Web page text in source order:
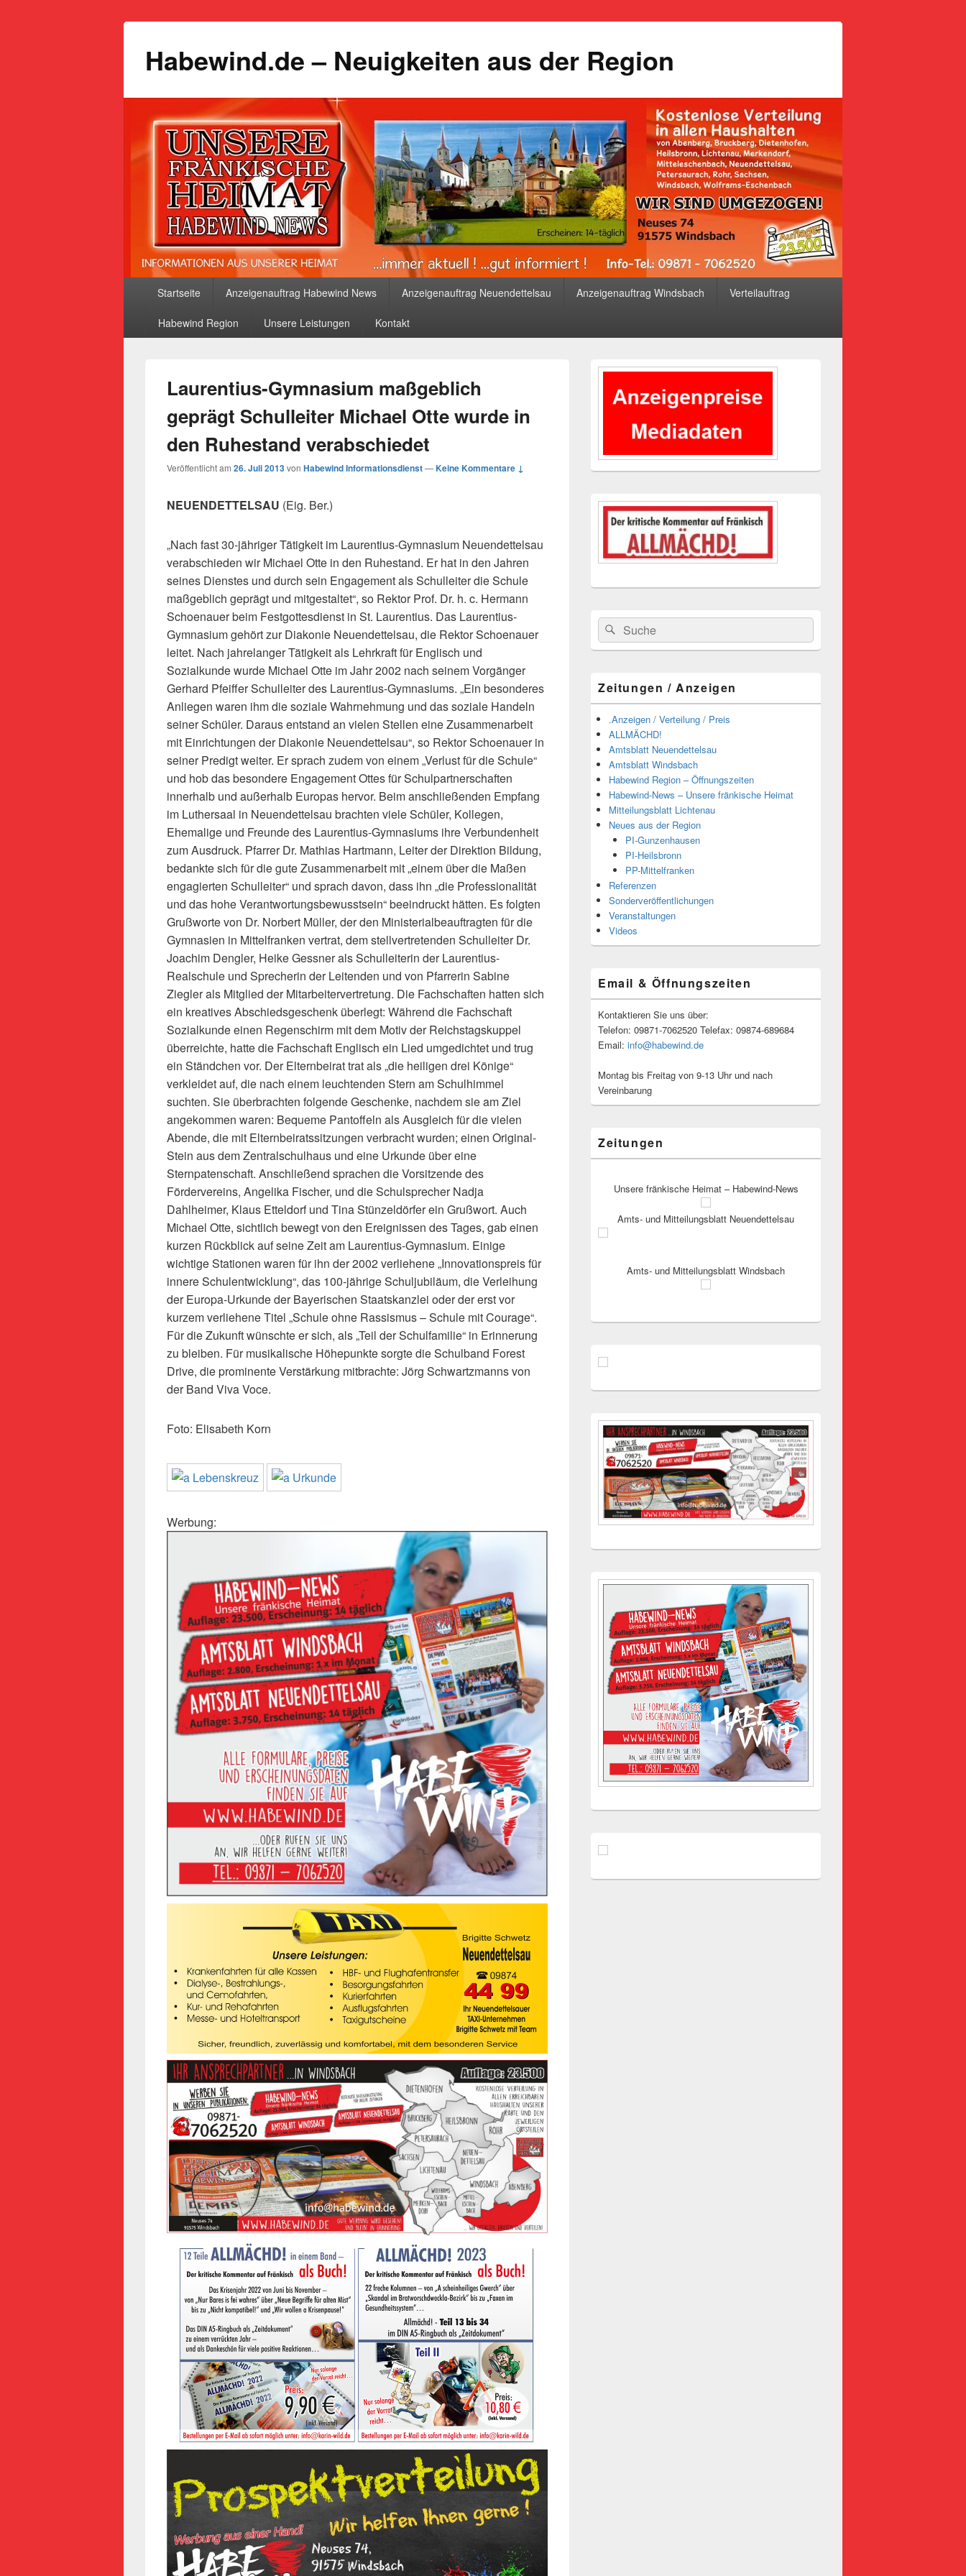
Habewind.de – Neuigkeiten aus der Region
Startseite Anzeigenauftrag Habewind News Anzeigenauftrag Neuendettelsau Anzeigenauftrag Windsbach Verteilauftrag
Habewind Region Unsere Leistungen Kontakt
Laurentius-Gymnasium maßgeblich
geprägt Schulleiter Michael Otte wurde in
den Ruhestand verabschiedet
Veröffentlicht am 26. Juli 2013von Habewind Informationsdienst—Keine Kommentare ↓
NEUENDETTELSAU (Eig. Ber.)
„Nach fast 30-jähriger Tätigkeit im Laurentius-Gymnasium Neuendettelsau
verabschieden wir Michael Otte in den Ruhestand. Er hat in den Jahren
seines Dienstes und durch sein Engagement als Schulleiter die Schule
maßgeblich geprägt und mitgestaltet“, so Rektor Prof. Dr. h. c. Hermann
Schoenauer beim Festgottesdienst in St. Laurentius. Das Laurentius-
Gymnasiumgehört zur Diakonie Neuendettelsau, die Rektor Schoenauer
leitet. Nach jahrelanger Tätigkeit als Lehrkraft für Englisch und
Sozialkunde wurde Michael Otte im Jahr 2002 nach seinem Vorgänger
Gerhard Pfeiffer Schulleiter des Laurentius-Gymnasiums. „Ein besonderes
Anliegen waren ihm die soziale Wahrnehmung und das soziale Handeln
seiner Schüler. Daraus entstand an vielen Stellen eine Zusammenarbeit
mit Einrichtungen der Diakonie Neuendettelsau“, so Rektor Schoenauer in
seiner Predigt weiter. Er sprach zudem von einem „Verlust für die Schule“
und hob das besondere Engagement Ottes für Schulpartnerschaften
innerhalb und außerhalb Europas hervor. Beim anschließenden Empfang
im Luthersaal in Neuendettelsau brachten viele Schüler, Kollegen,
Ehemalige und Freunde des Laurentius-Gymnasiums ihre Verbundenheit
zum Ausdruck. Pfarrer Dr. Mathias Hartmann, Leiter der Direktion Bildung,
bedankte sich für die gute Zusammenarbeit mit „einem über die Maßen
engagierten Schulleiter“ und sprach davon, dass ihn „die Professionalität
und das hohe Verantwortungsbewusstsein“ beeindruckt hätten. Es folgten
Grußworte von Dr. Norbert Müller, der den Ministerialbeauftragten für die
Gymnasien in Mittelfranken vertrat, dem stellvertretenden Schulleiter Dr.
Joachim Dengler, Heike Gessner als Schulleiterin der Laurentius-
Realschule und Sprecherin der Leitenden und von Pfarrerin Sabine
Ziegler als Mitglied der Mitarbeitervertretung. Die Fachschaften hatten sich
ein kreatives Abschiedsgeschenk überlegt: Während die Fachschaft
Sozialkunde einen Regenschirm mit dem Motiv der Reichstagskuppel
überreichte, hatte die Fachschaft Englisch ein Lied umgedichtet und trug
ein Ständchen vor. Der Elternbeirat trat als „die heiligen drei Könige“
verkleidet auf, die nach einem leuchtenden Stern am Schulhimmel
suchten. Sie überbrachten folgende Geschenke, nachdem sie am Ziel
angekommen waren: Bequeme Pantoffeln als Ausgleich für die vielen
Abende, die mit Elternbeiratssitzungen verbracht wurden; einen Original-
Stein aus dem Zentralschulhaus und eine Urkunde über eine
Sternpatenschaft. Anschließend sprachen die Vorsitzende des
Fördervereins, Angelika Fischer, und die Schulsprecher Nadja
Dahlheimer, Klaus Etteldorf und Tina Stünzeldörfer ein Grußwort. Auch
Michael Otte, sichtlich bewegt von den Ereignissen des Tages, gab einen
kurzen Rückblick auf seine Zeit am Laurentius-Gymnasium. Einige
wichtige Stationen waren für ihn der 2002 verliehene „Innovationspreis für
innere Schulentwicklung“, das 100-jährige Schuljubiläum, die Verleihung
der Europa-Urkunde der Bayerischen Staatskanzlei oder der erst vor
kurzem verliehene Titel „Schule ohne Rassismus – Schule mit Courage“.
Für die Zukunft wünschte er sich, als „Teil der Schulfamilie“ in Erinnerung
zu bleiben. Für musikalische Höhepunkte sorgte die Schulband Forest
Drive, die prominente Verstärkung mitbrachte: Jörg Schwartzmanns von
der Band Viva Voce.
Foto: Elisabeth Korn
Werbung:
Primärer
Widgetbereich
Suchen
nach:
Suchen
Zeitungen / Anzeigen
.Anzeigen / Verteilung / Preis
ALLMÄCHD!
Amtsblatt Neuendettelsau
Amtsblatt Windsbach
Habewind Region – Öffnungszeiten
Habewind-News – Unsere fränkische Heimat
Mitteilungsblatt Lichtenau
Neues aus der Region
PI-Gunzenhausen
PI-Heilsbronn
PP-Mittelfranken
Referenzen
Sonderveröffentlichungen
Veranstaltungen
Videos
Email & Öffnungszeiten
Kontaktieren Sie uns über:
Telefon: 09871-7062520 Telefax: 09874-689684
Email: info@habewind.de
Montag bis Freitag von 9-13 Uhr und nach
Vereinbarung
Zeitungen
Unsere fränkische Heimat – Habewind-News
Amts- und Mitteilungsblatt Neuendettelsau
Amts- und Mitteilungsblatt Windsbach